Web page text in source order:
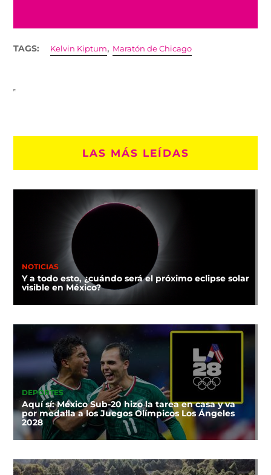
TAGS: Kelvin Kiptum, Maratón de Chicago
LAS MÁS LEÍDAS
NOTICIAS
Y a todo esto, ¿cuándo será el próximo eclipse solar
visible en México?
DEPORTES
Aquí sí: México Sub-20 hizo la tarea en casa y va
por medalla a los Juegos Olímpicos Los Ángeles
2028